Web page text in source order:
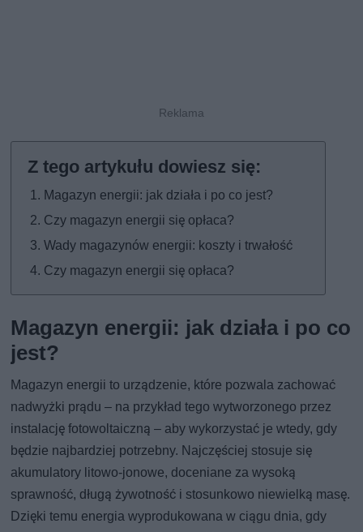
Magazyn energii: jak działa i po co jest?
Czy magazyn energii się opłaca?
Wady magazynów energii: koszty i trwałość
Czy magazyn energii się opłaca?
Magazyn energii: jak działa i po co
jest?
Magazyn energii to urządzenie, które pozwala zachować
nadwyżki prądu – na przykład tego wytworzonego przez
instalację fotowoltaiczną – aby wykorzystać je wtedy, gdy
będzie najbardziej potrzebny. Najczęściej stosuje się
akumulatory litowo-jonowe, doceniane za wysoką
sprawność, długą żywotność i stosunkowo niewielką masę.
Dzięki temu energia wyprodukowana w ciągu dnia, gdy